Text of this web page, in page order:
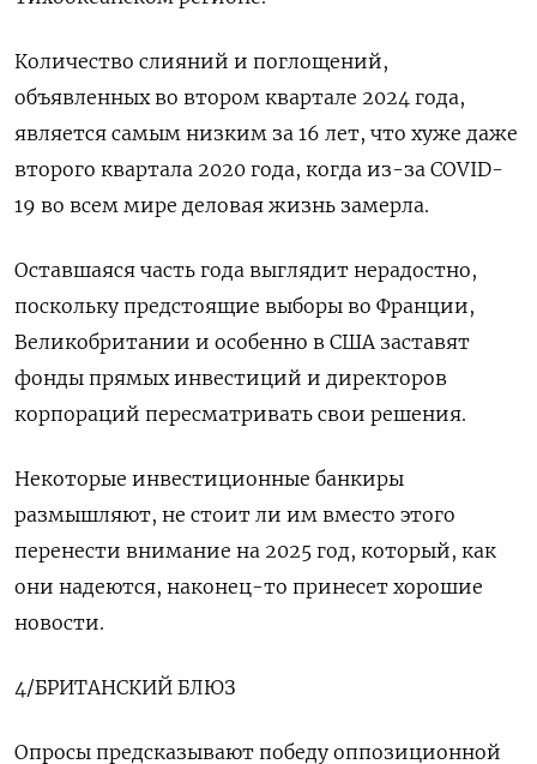
Количество слияний и поглощений,
объявленных во втором квартале 2024 года,
является самым низким за 16 лет, что хуже даже
второго квартала 2020 года, когда из-за COVID-
19 во всем мире деловая жизнь замерла.
Оставшаяся часть года выглядит нерадостно,
поскольку предстоящие выборы во Франции,
Великобритании и особенно в США заставят
фонды прямых инвестиций и директоров
корпораций пересматривать свои решения.
Некоторые инвестиционные банкиры
размышляют, не стоит ли им вместо этого
перенести внимание на 2025 год, который, как
они надеются, наконец-то принесет хорошие
новости.
4/БРИТАНСКИЙ БЛЮЗ
Опросы предсказывают победу оппозиционной